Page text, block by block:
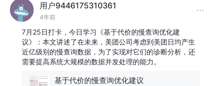
用户9446175310361
4年前
7月25日打卡，今日学习《基于代价的慢查询优化建
议》：本文讲述了在未来，美团公司考虑到美团日均产生
近亿级别的慢查询数据，为了实现对它们的诊断分析，还
需要提高系统大规模的数据并发处理的能力。
基于代价的慢查询优化建议